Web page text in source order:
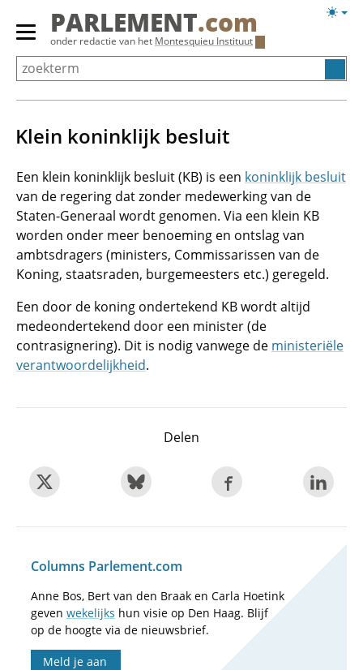
Overslaan
Primair
menu
tonen/verbergen
PARLEMENT.com
onder redactie van het Montesquieu Instituut
Klein koninklijk besluit
Een klein koninklijk besluit (KB) is een koninklijk besluit
van de regering dat zonder medewerking van de
Staten-Generaal wordt genomen. Via een klein KB
worden onder meer benoeming en ontslag van
ambtsdragers (ministers, Commissarissen van de
Koning, staatsraden, burgemeesters etc.) geregeld.
Een door de koning ondertekend KB wordt altijd
medeondertekend door een minister (de
contrasignering). Dit is nodig vanwege de ministeriële
verantwoordelijkheid.
Delen
Columns Parlement.com
Anne Bos, Bert van den Braak en Carla Hoetink
geven wekelijks hun visie op Den Haag. Blijf
op de hoogte via de nieuwsbrief.
Meld je aan